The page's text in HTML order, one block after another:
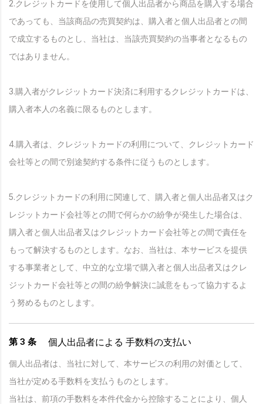
2.クレジットカードを使用して個人出品者から商品を購入する場合
であっても、当該商品の売買契約は、購入者と個人出品者との間
で成立するものとし、当社は、当該売買契約の当事者となるもの
ではありません。
3.購入者がクレジットカード決済に利用するクレジットカードは、
購入者本人の名義に限るものとします。
4.購入者は、クレジットカードの利用について、クレジットカード
会社等との間で別途契約する条件に従うものとします。
5.クレジットカードの利用に関連して、購入者と個人出品者又はク
レジットカード会社等との間で何らかの紛争が発生した場合は、
購入者と個人出品者又はクレジットカード会社等との間で責任を
もって解決するものとします。なお、当社は、本サービスを提供
する事業者として、中立的な立場で購入者と個人出品者又はクレ
ジットカード会社等との間の紛争解決に誠意をもって協力するよ
う努めるものとします。
第 3 条 個人出品者による 手数料の支払い
個人出品者は、当社に対して、本サービスの利用の対価として、
当社が定める手数料を支払うものとします。
当社は、前項の手数料を本件代金から控除することにより、個人